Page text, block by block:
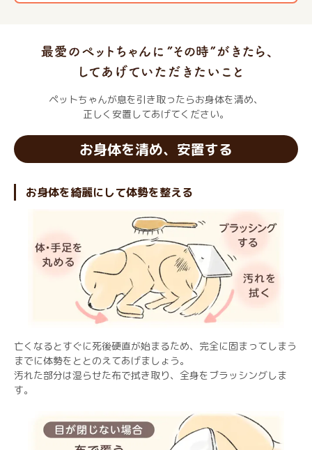
ペットちゃんが息を引き取ったらお身体を清め、
正しく安置してあげてください。
お身体を清め、安置する
お身体を綺麗にして体勢を整える
亡くなるとすぐに死後硬直が始まるため、完全に固まってしまう
までに体勢をととのえてあげましょう。
汚れた部分は湿らせた布で拭き取り、全身をブラッシングしま
す。